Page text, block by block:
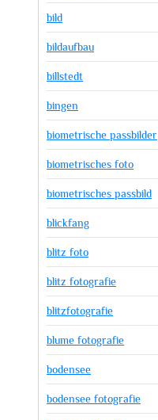
bild
bildaufbau
billstedt
bingen
biometrische passbilder
biometrisches foto
biometrisches passbild
blickfang
blitz foto
blitz fotografie
blitzfotografie
blume fotografie
bodensee
bodensee fotografie